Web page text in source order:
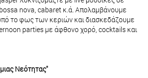
nova, cabaret κ.ά. Απολαμβάνουμε
το φως των κεριών και διασκεδάζουμε
parties με άφθονο χορό, cocktails και
Νεότητας"